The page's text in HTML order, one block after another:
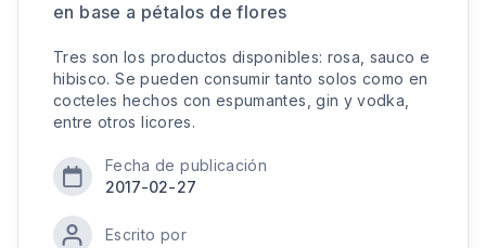
en base a pétalos de flores
Tres son los productos disponibles: rosa, sauco e
hibisco. Se pueden consumir tanto solos como en
cocteles hechos con espumantes, gin y vodka,
entre otros licores.
Fecha de publicación
2017-02-27
Escrito por